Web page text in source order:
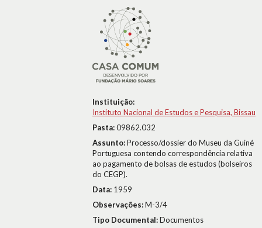
Instituição:
Instituto Nacional de Estudos e Pesquisa, Bissau
Pasta:09862.032
Assunto:Processo/dossier do Museu da Guiné
Portuguesa contendo correspondência relativa
ao pagamento de bolsas de estudos (bolseiros
do CEGP).
Data: 1959
Observações:M-3/4
Tipo Documental:Documentos